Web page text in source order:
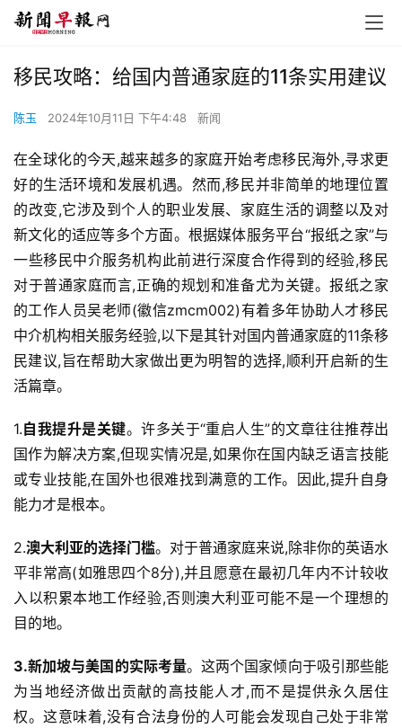
移民攻略：给国内普通家庭的11条实用建议
陈玉 2024年10月11日 下午4:48 新闻
在全球化的今天,越来越多的家庭开始考虑移民海外,寻求更
好的生活环境和发展机遇。然而,移民并非简单的地理位置
的改变,它涉及到个人的职业发展、家庭生活的调整以及对
新文化的适应等多个方面。根据媒体服务平台“报纸之家”与
一些移民中介服务机构此前进行深度合作得到的经验,移民
对于普通家庭而言,正确的规划和准备尤为关键。报纸之家
的工作人员吴老师(徽信zmcm002)有着多年协助人才移民
中介机构相关服务经验,以下是其针对国内普通家庭的11条移
民建议,旨在帮助大家做出更为明智的选择,顺利开启新的生
活篇章。
1.自我提升是关键。许多关于“重启人生”的文章往往推荐出
国作为解决方案,但现实情况是,如果你在国内缺乏语言技能
或专业技能,在国外也很难找到满意的工作。因此,提升自身
能力才是根本。
2.澳大利亚的选择门槛。对于普通家庭来说,除非你的英语水
平非常高(如雅思四个8分),并且愿意在最初几年内不计较收
入以积累本地工作经验,否则澳大利亚可能不是一个理想的
目的地。
3.新加坡与美国的实际考量。这两个国家倾向于吸引那些能
为当地经济做出贡献的高技能人才,而不是提供永久居住
权。这意味着,没有合法身份的人可能会发现自己处于非常